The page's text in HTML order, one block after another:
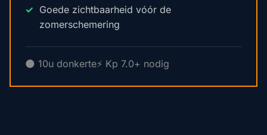
Goede zichtbaarheid vóór de
zomerschemering
🌑 10u donkerte⚡ Kp 7.0+ nodig